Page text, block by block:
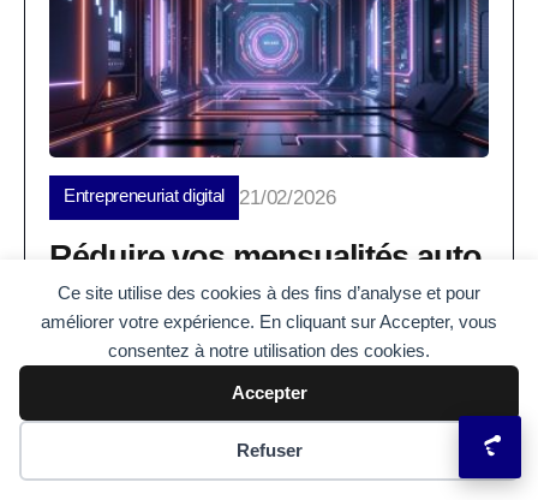
Ce site utilise des cookies à des fins d’analyse et pour
améliorer votre expérience. En cliquant sur Accepter, vous
consentez à notre utilisation des cookies.
Accepter
Refuser
Préférences des cookies
Entrepreneuriat digital 21/02/2026
Réduire vos mensualités auto
: Les avantages du rachat de
crédits
Vous souhaitez souffler un peu sans abandonner
votre voiture ou vos projets ? Le rachat de crédits
appliqué à votre...